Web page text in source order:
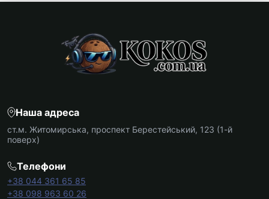
Наша адреса
ст.м. Житомирська, проспект Берестейський, 123 (1-й
поверх)
Телефони
+38 044 361 65 85
+38 098 963 60 26